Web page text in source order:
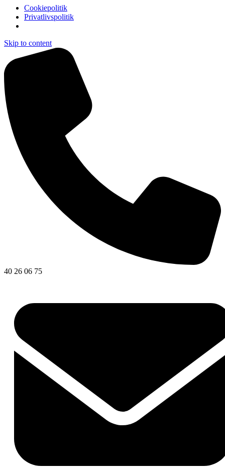
Cookiepolitik
Privatlivspolitik
Skip to content
40 26 06 75